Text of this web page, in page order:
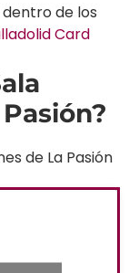
de los
Card
de La Pasión